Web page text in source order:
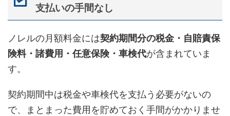
支払いの手間なし
ノレルの月額料金には契約期間分の税金・自賠責保
険料・諸費用・任意保険・車検代が含まれていま
す。
契約期間中は税金や車検代を支払う必要がないの
で、まとまった費用を貯めておく手間がかかりませ